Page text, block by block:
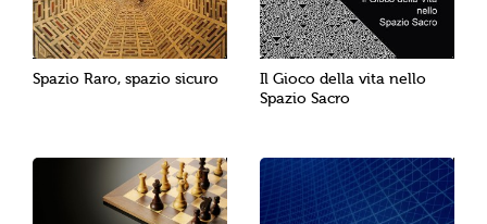
Spazio Raro, spazio sicuro
Il Gioco della vita nello
Spazio Sacro